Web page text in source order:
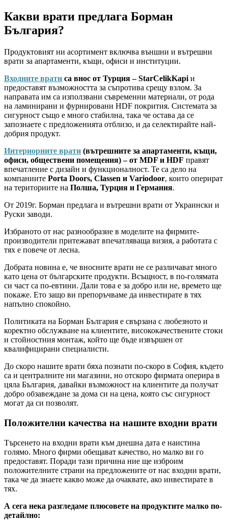
Какви врати предлага Борман
България?
Продуктовият ни асортимент включва външни и вътрешни
врати за апартаменти, къщи, офиси и институции.
Входните врати са внос от Турция – StarCelikKapi и
предоставят възможността за съпротива срещу взлом. За
направата им са използвани съвременни материали, от рода
на ламинирани и фурнировани HDF покрития. Системата за
сигурност също е много стабилна, така че остава да се
запознаете с предложенията отблизо, и да селектирайте най-
добрия продукт.
Интериорните врати (вътрешните за апартаменти, къщи,
офиси, обществени помещения) – от MDF и HDF правят
впечатление с дизайн и функционалност. Те са дело на
компаниите Porta Doors, Classen и Variodoor, които оперират
на териториите на Полша, Турция и Германия.
От 2019г. Борман предлага и вътрешни врати от Украински и
Руски заводи.
Избраното от нас разнообразие в моделите на фирмите-
производители притежават впечатляваща визия, а работата с
тях е повече от лесна.
Добрата новина е, че вносните врати не се различават много
като цена от българските продукти. Всъщност, в по-голямата
си част са по-евтини. Дали това е за добро или не, времето ще
покаже. Ето защо ви препоръчваме да инвестирате в тях
напълно спокойно.
Политиката на Борман България е свързана с любезното и
коректно обслужване на клиентите, висококачествените стоки
и стойностния монтаж, който ще бъде извършен от
квалифицирани специалисти.
До скоро нашите врати бяха познати по-скоро в София, където
са и централните ни магазини, но отскоро фирмата оперира в
цяла България, давайки възможност на клиентите да получат
добро обзавеждане за дома си на цена, която със сигурност
могат да си позволят.
Положителни качества на нашите входни врати
Търсенето на входни врати към днешна дата е наистина
голямо. Много фирми обещават качество, но малко ви го
предоставят. Поради тази причина ние ще изброим
положителните страни на предложените от нас входни врати,
така че да знаете какво може да очаквате, ако инвестирате в
тях.
А сега нека разгледаме плюсовете на продуктите малко по-
детайлно: